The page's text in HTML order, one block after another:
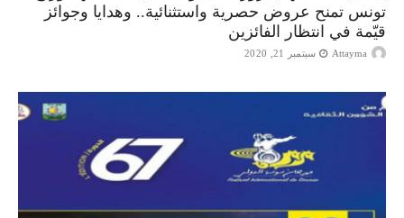
تونس تمنح عروض حصرية واستثنائية.. وهدايا وجوائز
قيّمة في انتظار الفائزين
Attayma سبتمبر 21, 2020